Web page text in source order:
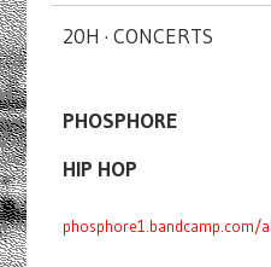
20H · CONCERTS
PHOSPHORE
HIP HOP
phosphore1.bandcamp.com/